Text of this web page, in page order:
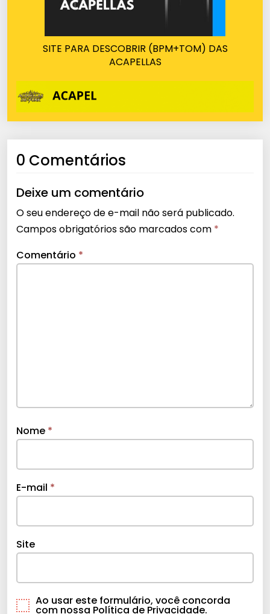
SITE PARA DESCOBRIR (BPM+TOM) DAS
ACAPELLAS
0 Comentários
Deixe um comentário
O seu endereço de e-mail não será publicado.
Campos obrigatórios são marcados com *
Comentário *
Nome *
E-mail *
Site
Ao usar este formulário, você concorda
com nossa Política de Privacidade.